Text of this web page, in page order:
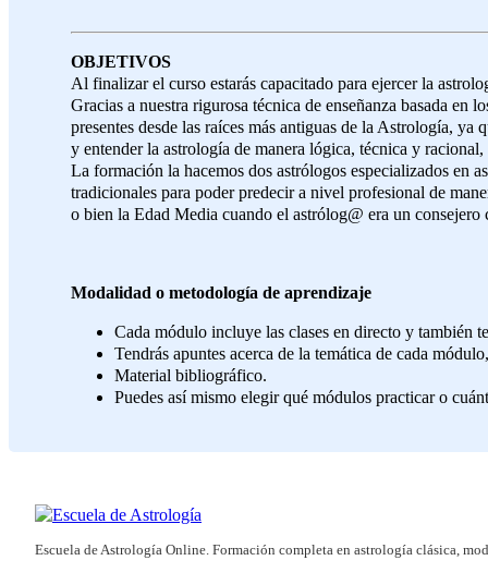
OBJETIVOS
Al finalizar el curso estarás capacitado para ejercer la
Gracias a nuestra rigurosa técnica de enseñanza basada en
presentes desde las raíces más antiguas de la Astrología, ya
y entender la astrología de manera lógica, técnica y
La formación la hacemos dos astrólogos especializados en
tradicionales para poder predecir a nivel profesional de
o bien la Edad Media cuando el astrólog@ era un consejero
Modalidad o metodología de aprendizaje
Cada módulo incluye las clases en directo y también
Tendrás apuntes acerca de la temática de cada
Material bibliográfico.
Puedes así mismo elegir qué módulos practicar o
Escuela de Astrología Online. Formación completa en astrología clásica,